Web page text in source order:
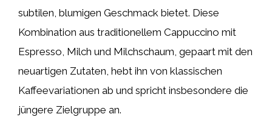
subtilen, blumigen Geschmack bietet. Diese
Kombination aus traditionellem Cappuccino mit
Espresso, Milch und Milchschaum, gepaart mit den
neuartigen Zutaten, hebt ihn von klassischen
Kaffeevariationen ab und spricht insbesondere die
jüngere Zielgruppe an.